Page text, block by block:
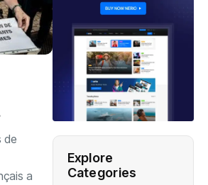
de
a
Explore
Categories